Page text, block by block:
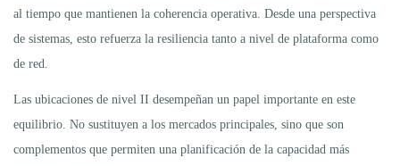
al tiempo que mantienen la coherencia operativa. Desde una perspectiva
de sistemas, esto refuerza la resiliencia tanto a nivel de plataforma como
de red.
Las ubicaciones de nivel II desempeñan un papel importante en este
equilibrio. No sustituyen a los mercados principales, sino que son
complementos que permiten una planificación de la capacidad más